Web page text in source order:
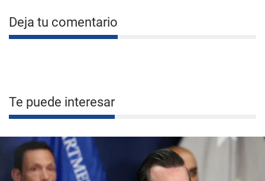
Deja tu comentario
Te puede interesar